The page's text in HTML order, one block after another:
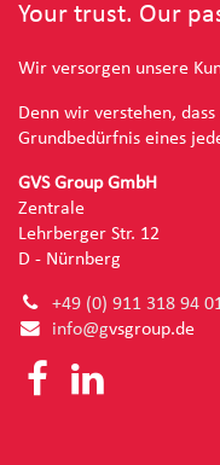
Your trust. Our
Wir versorgen unsere
Denn wir verstehen,
Grundbedürfnis eines
GVS Group GmbH
Zentrale
Lehrberger Str. 12
D - Nürnberg
+49 (0) 911 318 94
info@gvsgroup.de